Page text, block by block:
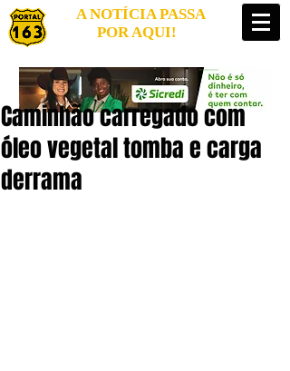
A NOTÍCIA PASSA
POR AQUI!
Caminhão carregado com
óleo vegetal tomba e carga
derrama